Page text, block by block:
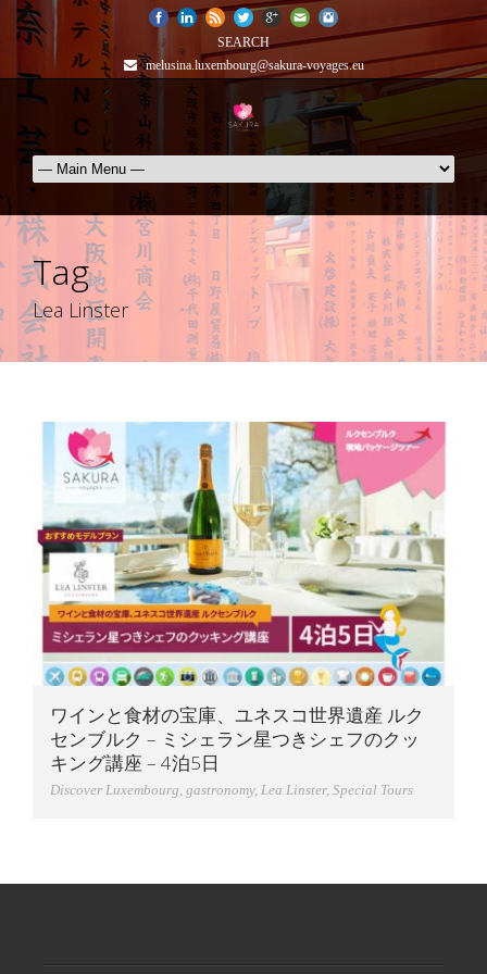
SEARCH
melusina.luxembourg@sakura-voyages.eu
Tag
Lea Linster
ワインと食材の宝庫、ユネスコ世界遺産 ルク
センブルク – ミシェラン星つきシェフのクッ
キング講座 – 4泊5日
Discover Luxembourg gastronomy, Lea Linster, Special Tours